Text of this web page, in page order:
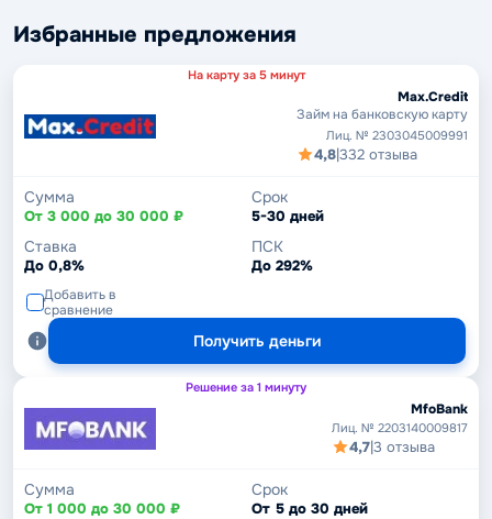
Избранные предложения
На карту за 5 минут
Max.Credit
Займ на банковскую карту
Лиц. № 2303045009991
4,8|332 отзыва
Сумма
От 3 000 до 30 000 ₽
Срок
5-30 дней
Ставка
До 0,8%
ПСК
До 292%
Добавить в
сравнение
Получить деньги
Решение за 1 минуту
MfoBank
Лиц. № 2203140009817
4,7|3 отзыва
Сумма
От 1 000 до 30 000 ₽
Срок
От 5 до 30 дней